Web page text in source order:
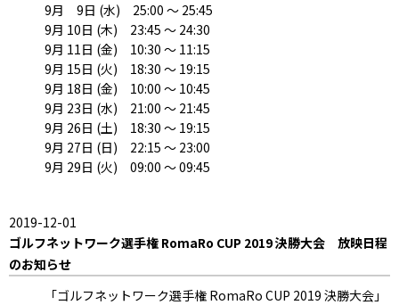
9月 9日 (水) 25:00 ～ 25:45
9月 10日 (木) 23:45 ～ 24:30
9月 11日 (金) 10:30 ～ 11:15
9月 15日 (火) 18:30 ～ 19:15
9月 18日 (金) 10:00 ～ 10:45
9月 23日 (水) 21:00 ～ 21:45
9月 26日 (土) 18:30 ～ 19:15
9月 27日 (日) 22:15 ～ 23:00
9月 29日 (火) 09:00 ～ 09:45
2019-12-01
ゴルフネットワーク選手権 RomaRo CUP 2019 決勝大会 放映日程
のお知らせ
「ゴルフネットワーク選手権 RomaRo CUP 2019 決勝大会」